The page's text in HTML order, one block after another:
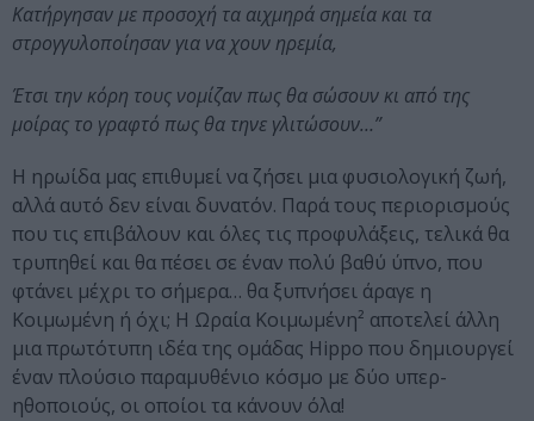
Κατήργησαν με προσοχή τα αιχμηρά σημεία και τα
στρογγυλοποίησαν για να χουν ηρεμία,
Έτσι την κόρη τους νομίζαν πως θα σώσουν κι από της
μοίρας το γραφτό πως θα τηνε γλιτώσουν…”
Η ηρωίδα μας επιθυμεί να ζήσει μια φυσιολογική ζωή,
αλλά αυτό δεν είναι δυνατόν. Παρά τους περιορισμούς
που τις επιβάλουν και όλες τις προφυλάξεις, τελικά θα
τρυπηθεί και θα πέσει σε έναν πολύ βαθύ ύπνο, που
φτάνει μέχρι το σήμερα… θα ξυπνήσει άραγε η
Κοιμωμένη ή όχι; Η Ωραία Κοιμωμένη² αποτελεί άλλη
μια πρωτότυπη ιδέα της ομάδας Hippo που δημιουργεί
έναν πλούσιο παραμυθένιο κόσμο με δύο υπερ-
ηθοποιούς, οι οποίοι τα κάνουν όλα!